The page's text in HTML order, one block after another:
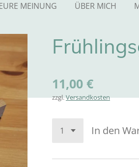
MEINUNG ÜBER MICH
11,00 €
zzgl.Versandkosten
In den